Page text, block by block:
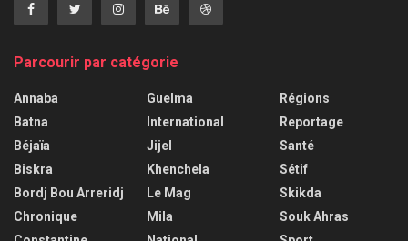
Parcourir par catégorie
Annaba
Batna
Béjaïa
Biskra
Bordj Bou Arreridj
Chronique
Guelma
International
Jijel
Khenchela
Le Mag
Mila
Régions
Reportage
Santé
Sétif
Skikda
Souk Ahras